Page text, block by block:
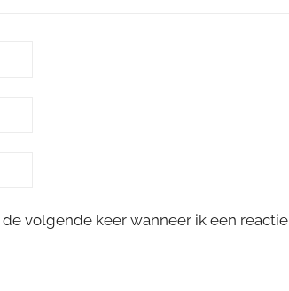
volgende keer wanneer ik een reactie